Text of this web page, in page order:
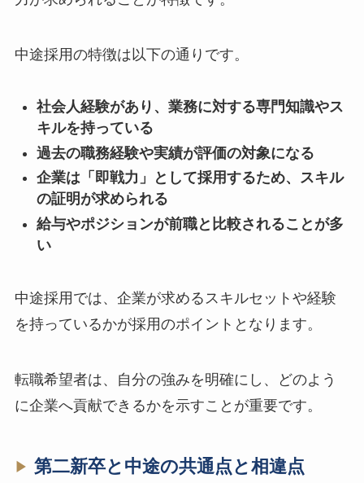
中途採用の特徴は以下の通りです。
社会人経験があり、業務に対する専門知識やス
キルを持っている
過去の職務経験や実績が評価の対象になる
企業は「即戦力」として採用するため、スキル
の証明が求められる
給与やポジションが前職と比較されることが多
い
中途採用では、企業が求めるスキルセットや経験
を持っているかが採用のポイントとなります。
転職希望者は、自分の強みを明確にし、どのよう
に企業へ貢献できるかを示すことが重要です。
第二新卒と中途の共通点と相違点